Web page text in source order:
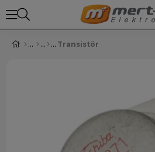
Transistör